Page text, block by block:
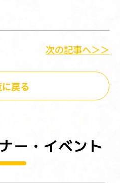
戻る
次の記事へ＞＞
ー・イベント